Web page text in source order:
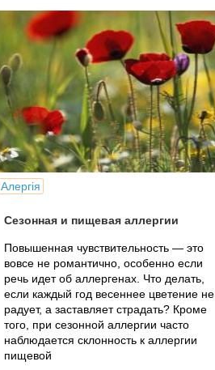
Алергія
Сезонная и пищевая аллергии
Повышенная чувствительность — это
вовсе не романтично, особенно если
речь идет об аллергенах. Что делать,
если каждый год весеннее цветение не
радует, а заставляет страдать? Кроме
того, при сезонной аллергии часто
наблюдается склонность к аллергии
пищевой